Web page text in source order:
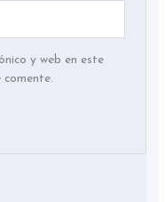
y web en este